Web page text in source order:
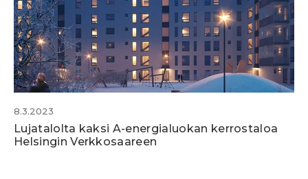
8.3.2023
Lujatalolta kaksi A-energialuokan kerrostaloa
Helsingin Verkkosaareen